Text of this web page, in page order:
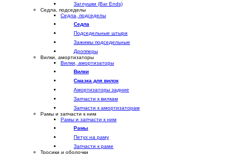
Заглушки (Bar Ends)
Седла, подседелы
Седла, подседелы
Седла
Подседельные штыри
Зажимы подседельные
Дропперы
Вилки, амортизаторы
Вилки, амортизаторы
Вилки
Смазка для вилок
Амортизаторы задние
Запчасти к вилкам
Запчасти к амортизаторам
Рамы и запчасти к ним
Рамы и запчасти к ним
Рамы
Петух на раму
Запчасти к раме
Тросики и оболочки